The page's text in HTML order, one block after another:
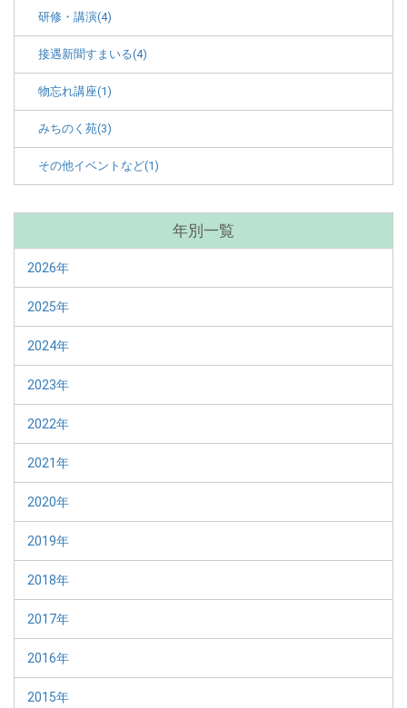
研修・講演(4)
接遇新聞すまいる(4)
物忘れ講座(1)
みちのく苑(3)
その他イベントなど(1)
年別一覧
2026年
2025年
2024年
2023年
2022年
2021年
2020年
2019年
2018年
2017年
2016年
2015年